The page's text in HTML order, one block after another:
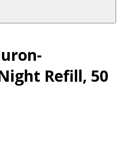
Refill, 50